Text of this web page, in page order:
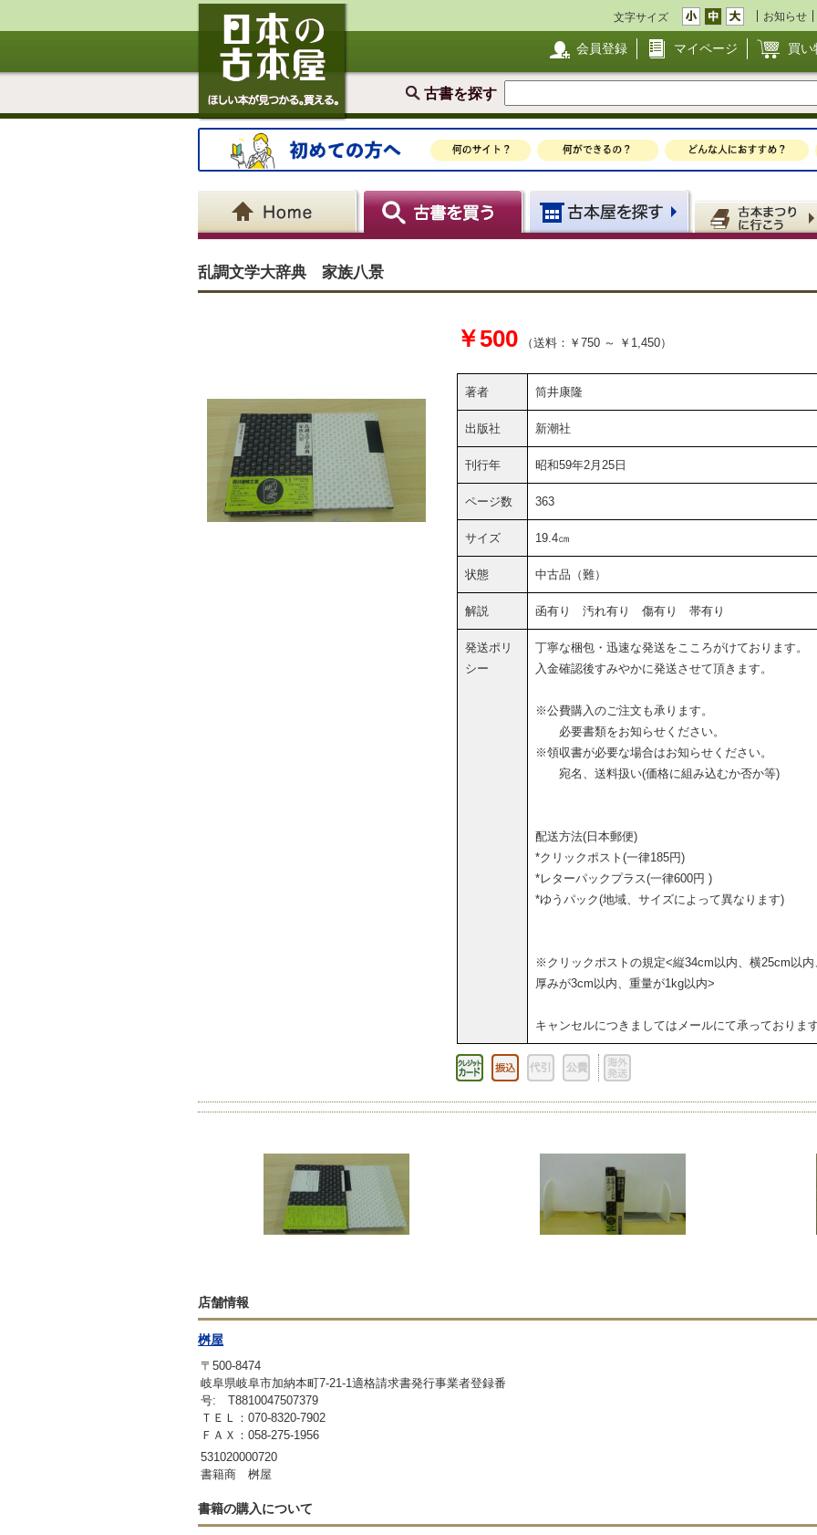
文字サイズ お知らせ
会員登録 マイページ 買い
古書を探す
乱調文学大辞典 家族八景
￥500 （送料：￥750 ～ ￥1,450）
著者 筒井康隆
出版社 新潮社
刊行年 昭和59年2月25日
ページ数 363
サイズ 19.4㎝
状態 中古品（難）
解説 函有り 汚れ有り 傷有り 帯有り
発送ポリ
シー
丁寧な梱包・迅速な発送をこころがけております。
入金確認後すみやかに発送させて頂きます。
※公費購入のご注文も承ります。
必要書類をお知らせください。
※領収書が必要な場合はお知らせください。
宛名、送料扱い(価格に組み込むか否か等)
配送方法(日本郵便)
*クリックポスト(一律185円)
*レターパックプラス(一律600円 )
*ゆうパック(地域、サイズによって異なります)
※クリックポストの規定<縦34cm以内、横25cm以内
厚みが3cm以内、重量が1kg以内>
キャンセルにつきましてはメールにて承っておりま
店舗情報
桝屋
〒500-8474
岐阜県岐阜市加納本町7-21-1適格請求書発行事業者登録番
号: T8810047507379
ＴＥＬ：070-8320-7902
ＦＡＸ：058-275-1956
531020000720
書籍商 桝屋
書籍の購入について